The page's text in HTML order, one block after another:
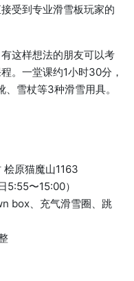
受到专业滑雪板玩家的
这样想法的朋友可以考
。一堂课约1小时30分，
雪杖等3种滑雪用具。
原猫魔山1163
5:55〜15:00）
box、充气滑雪圈、跳